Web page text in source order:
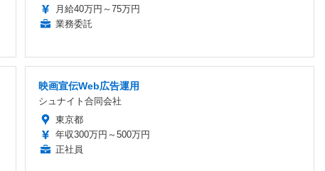
月給40万円～75万円
業務委託
映画宣伝Web広告運用
シュナイト合同会社
東京都
年収300万円～500万円
正社員